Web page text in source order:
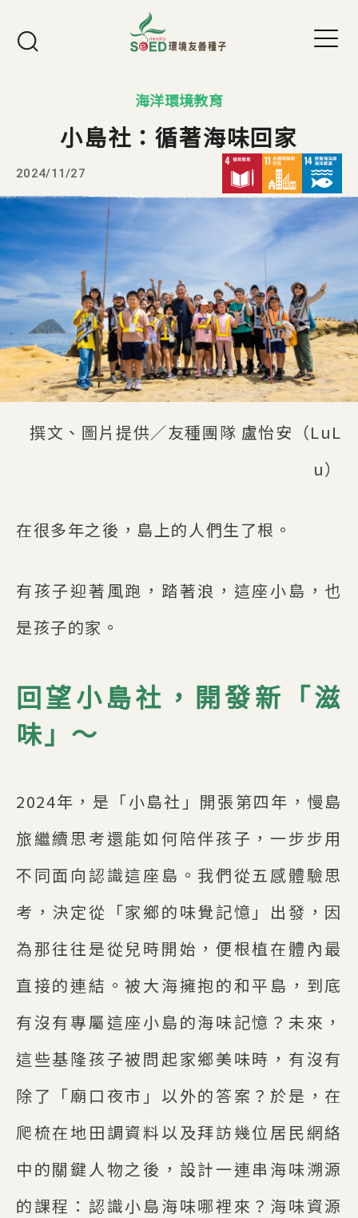
Jump to Navigation
Jump to Main content
海洋環境教育
小島社：循著海味回家
2024/11/27
撰文、圖片提供／友種團隊 盧怡安（LuL
u）
在很多年之後，島上的人們生了根。
有孩子迎著風跑，踏著浪，這座小島，也
是孩子的家。
回望小島社，開發新「滋
味」～
2024年，是「小島社」開張第四年，慢島
旅繼續思考還能如何陪伴孩子，一步步用
不同面向認識這座島。我們從五感體驗思
考，決定從「家鄉的味覺記憶」出發，因
為那往往是從兒時開始，便根植在體內最
直接的連結。被大海擁抱的和平島，到底
有沒有專屬這座小島的海味記憶？未來，
這些基隆孩子被問起家鄉美味時，有沒有
除了「廟口夜市」以外的答案？於是，在
爬梳在地田調資料以及拜訪幾位居民網絡
中的關鍵人物之後，設計一連串海味溯源
的課程：認識小島海味哪裡來？海味資源